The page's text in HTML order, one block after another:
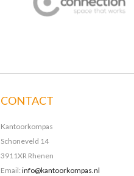
CONTACT
Kantoorkompas
Schoneveld 14
3911XR Rhenen
Email: info@kantoorkompas.nl